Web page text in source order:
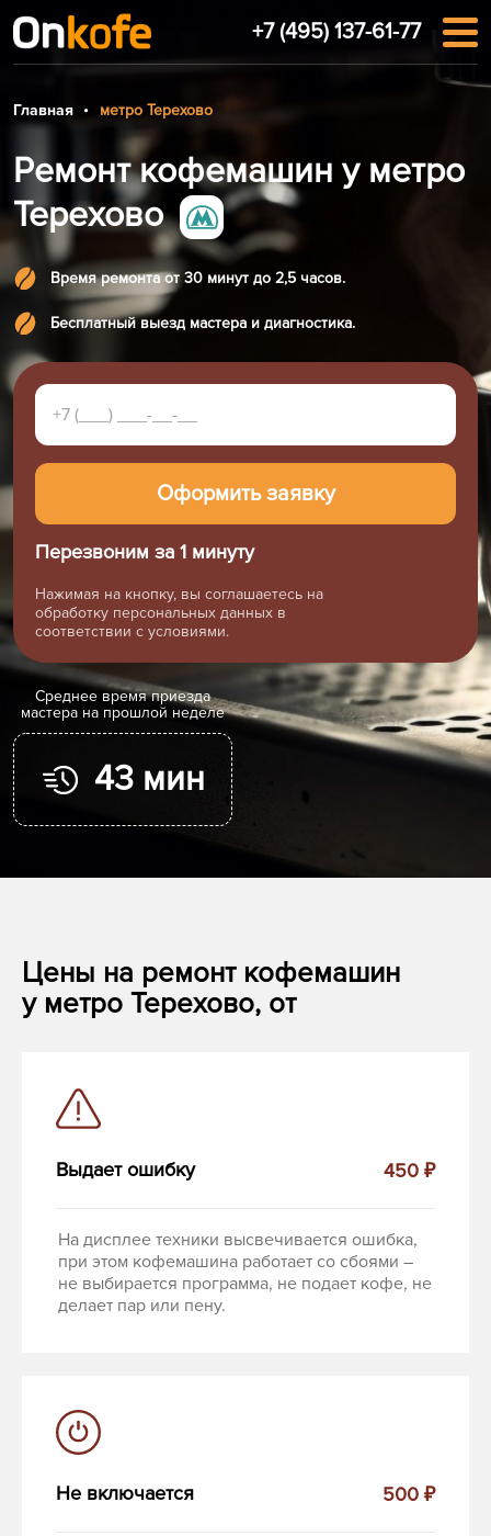
+7 (495) 137-61-77
Главная метро Терехово
Ремонт кофемашин у метро
Терехово
Время ремонта от 30 минут до 2,5 часов.
Бесплатный выезд мастера и диагностика.
Перезвоним за 1 минуту
Нажимая на кнопку, вы соглашаетесь на
обработку персональных данных в
соответствии с условиями.
Cреднее время приезда
мастера на прошлой неделе
43 мин
Цены на ремонт кофемашин
у метро Терехово, от
Выдает ошибку 450 ₽
На дисплее техники высвечивается ошибка,
при этом кофемашина работает со сбоями –
не выбирается программа, не подает кофе, не
делает пар или пену.
Не включается 500 ₽